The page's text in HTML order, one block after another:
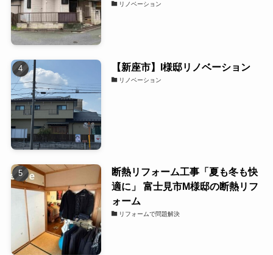
リノベーション
【新座市】I様邸リノベーション
リノベーション
断熱リフォーム工事「夏も冬も快
適に」 富士見市M様邸の断熱リフ
ォーム
リフォームで問題解決